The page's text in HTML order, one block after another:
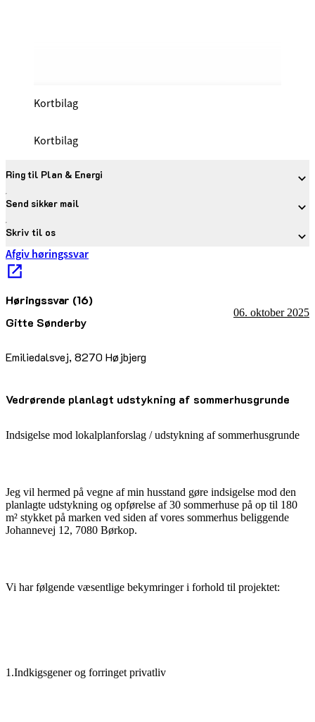
Kortbilag
Kortbilag
Ring til Plan & Energi
Send sikker mail
Skriv til os
Afgiv høringssvar
Høringssvar (16)
Gitte Sønderby
Emiliedalsvej, 8270 Højbjerg
06. oktober 2025
Vedrørende planlagt udstykning af sommerhusgrunde
Indsigelse mod lokalplanforslag / udstykning af sommerhusgrunde
Jeg vil hermed på vegne af min husstand gøre indsigelse mod den
planlagte udstykning og opførelse af 30 sommerhuse på op til 180
m² stykket på marken ved siden af vores sommerhus beliggende
Johannevej 12, 7080 Børkop.
Vi har følgende væsentlige bekymringer i forhold til projektet:
1.Indkigsgener og forringet privatliv